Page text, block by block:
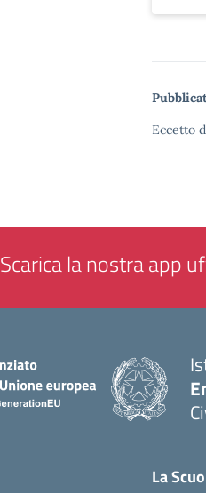
Eccetto
Scarica la nostra app
La